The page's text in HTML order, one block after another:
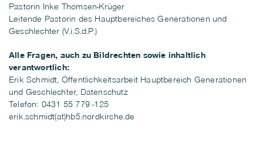
Pastorin Inke Thomsen-Krüger
Leitende Pastorin des Hauptbereiches Generationen und
Geschlechter (V.i.S.d.P.)
Alle Fragen, auch zu Bildrechten sowie inhaltlich
verantwortlich:
Erik Schmidt, Öffentlichkeitsarbeit Hauptbereich Generationen
und Geschlechter, Datenschutz
Telefon: 0431 55 779 -125
erik.schmidt(at)hb5.nordkirche.de